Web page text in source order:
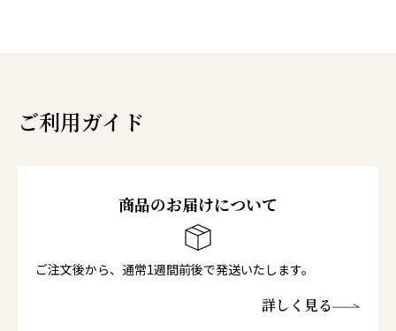
ご利用ガイド
商品のお届けについて
ご注文後から、通常1週間前後で発送いたします。
詳しく見る